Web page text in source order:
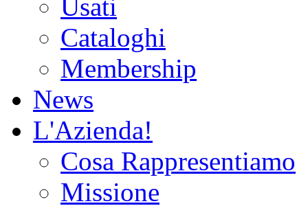
Usati
Cataloghi
Membership
News
L'Azienda!
Cosa Rappresentiamo
Missione